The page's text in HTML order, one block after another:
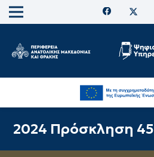
2024 Πρόσκληση 45